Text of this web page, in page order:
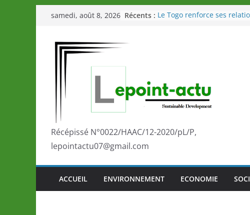
Passer
contenu
samedi, août 8, 2026 Récents : Le Togo renforce ses
marque de confiance au
la scène internationale au-
performances de ses
développement?
Récépissé N°0022/HAAC/12-2020/pL/P,
lepointactu07@gmail.com
ACCUEIL ENVIRONNEMENT ECONOMIE